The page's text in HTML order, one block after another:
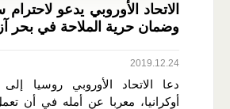
الاتحاد الأوروبي يدعو لاحترام
وضمان حرية الملاحة في بحر
2019.12.24
دعا الاتحاد الأوروبي روسيا
أوكرانيا، معربا عن أمله في أن